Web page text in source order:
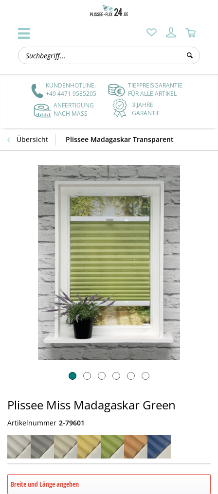
KUNDENHOTLINE:
+49 4471 9585205
TIEFPREISGARANTIE
FÜR ALLE ARTIKEL
ANFERTIGUNG
NACH MASS
3 JAHRE
GARANTIE
Übersicht Plissee Madagaskar Transparent
Plissee Miss Madagaskar Green
Artikelnummer 2-79601
Breite und Länge angeben